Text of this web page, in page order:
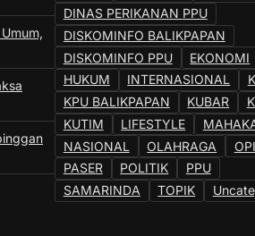
DINAS PERIKANAN PPU
DISKOMINFO BALIKPAPAN
DISKOMINFO PPU
EKONOMI
HUKUM
INTERNASIONAL
KPU BALIKPAPAN
KUBAR
KUTIM
LIFESTYLE
NASIONAL
OLAHRAGA
PASER
POLITIK
PPU
SAMARINDA
TOPIK